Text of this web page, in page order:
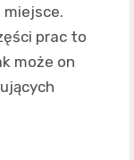
prac to
może on